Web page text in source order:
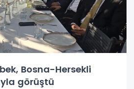
Bosna-Hersekli
görüştü